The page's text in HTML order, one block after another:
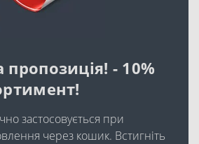
пропозиція! - 10%
застосовується при
через кошик. Встигніть